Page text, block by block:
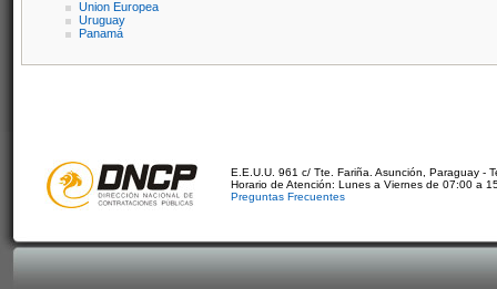
Union Europea
Uruguay
Panamá
E.E.U.U. 961 c/ Tte. Fariña. Asunción, Paraguay -
Horario de Atención: Lunes a Viernes de 07:00 a
Preguntas Frecuentes